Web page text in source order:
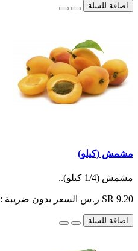
اضافة للسلة
مشمش (كيلو)
مشمش (1/4 كيلو)..
SR 9.20 ر.س السعر بدون ضريبة : SR 8.00 ر.س
اضافة للسلة